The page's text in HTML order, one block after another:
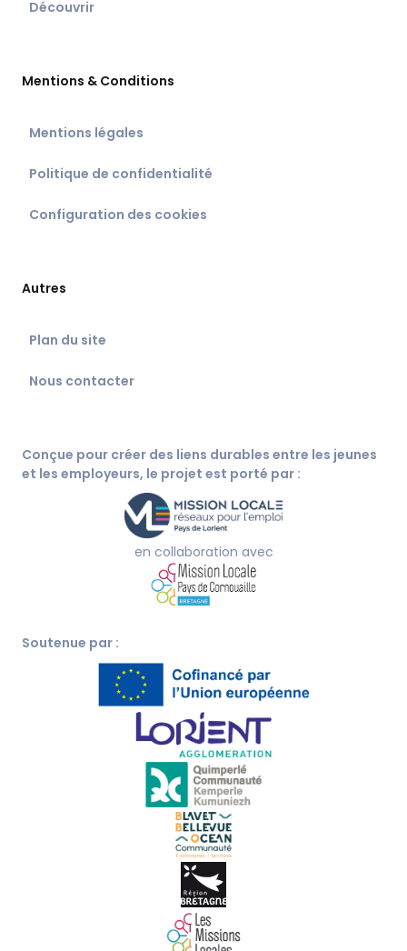
Découvrir
Mentions & Conditions
Mentions légales
Politique de confidentialité
Configuration des cookies
Autres
Plan du site
Nous contacter
Conçue pour créer des liens durables entre les jeunes
et les employeurs, le projet est porté par :
en collaboration avec
Soutenue par :